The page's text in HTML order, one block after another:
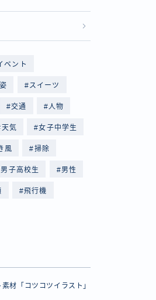
ベント
スイーツ
交通 人物
天気 女子中学生
風 掃除
男子高校生 男性
飛行機
材「コツコツイラスト」